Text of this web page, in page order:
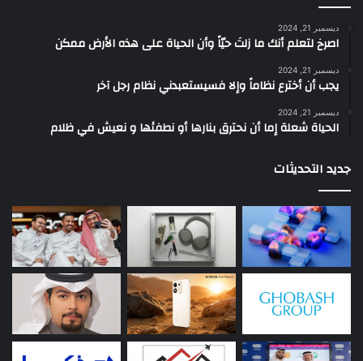
ديسمبر 21, 2024
‫اصرخ لتعلم أنك ما زلتَ حيّاً وأن الحياة على هذه الأرض ممكن
ديسمبر 21, 2024
يجب أن أخترع نظاماً وإلا فسيستعبدني نظام رجل آخر
ديسمبر 21, 2024
الحياة شعلة إما أن نحترق بنارها أو نطفئها و نعيش في ظلام
جديد التحديثات